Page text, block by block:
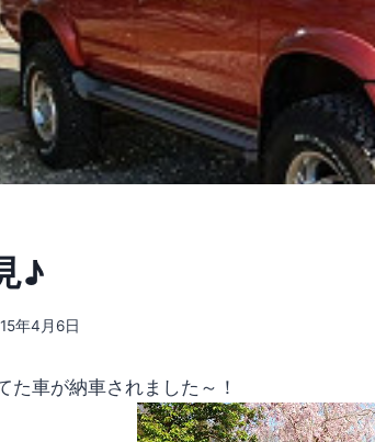
♪
年4月6日
た車が納車されました～！